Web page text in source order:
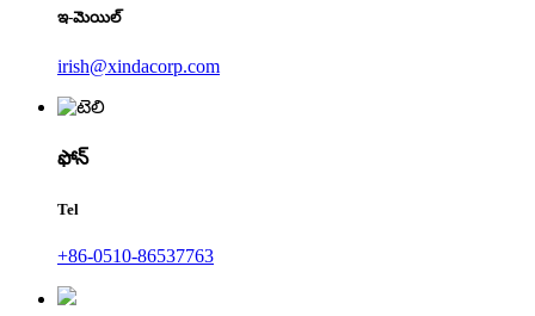
ఇ-మెయిల్
irish@xindacorp.com
ఫోన్
Tel
+86-0510-86537763